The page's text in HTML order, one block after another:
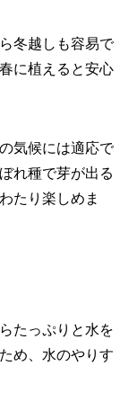
冬越しも容易で
に植えると安心
気候には適応で
れ種で芽が出る
たり楽しめま
たっぷりと水を
め、水のやりす